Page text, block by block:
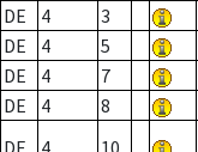
DE
4 3
DE
4 5
DE
4 7
DE
4 8